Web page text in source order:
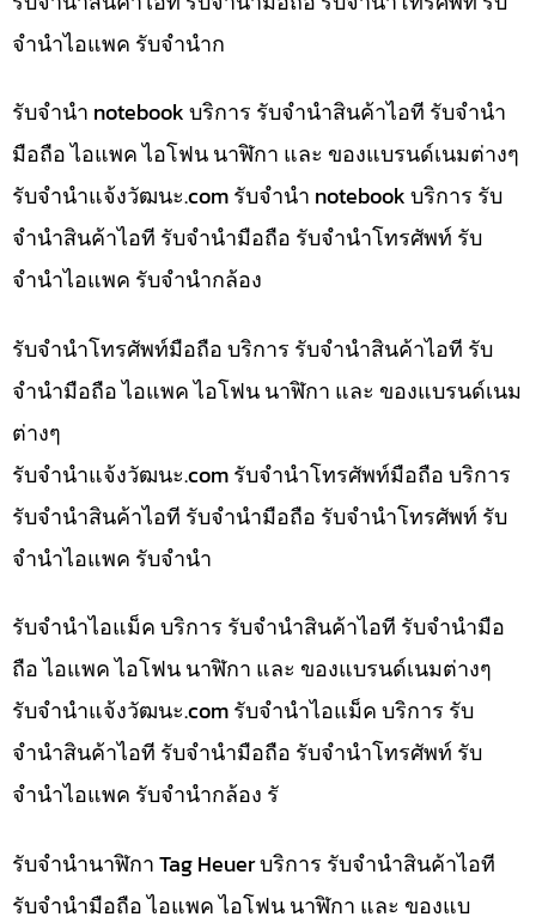
จำนำไอแพค รับจำนำก
รับจำนำ notebook บริการ รับจำนำสินค้าไอที รับจำนำ
มือถือ ไอแพค ไอโฟน นาฬิกา และ ของแบรนด์เนมต่างๆ
รับจํานําแจ้งวัฒนะ.com รับจำนำ notebook บริการ รับ
จำนำสินค้าไอที รับจำนำมือถือ รับจำนำโทรศัพท์ รับ
จำนำไอแพค รับจำนำกล้อง
รับจำนำโทรศัพท์มือถือ บริการ รับจำนำสินค้าไอที รับ
จำนำมือถือ ไอแพค ไอโฟน นาฬิกา และ ของแบรนด์เนม
ต่างๆ
รับจํานําแจ้งวัฒนะ.com รับจำนำโทรศัพท์มือถือ บริการ
รับจำนำสินค้าไอที รับจำนำมือถือ รับจำนำโทรศัพท์ รับ
จำนำไอแพค รับจำนำ
รับจำนำไอแม็ค บริการ รับจำนำสินค้าไอที รับจำนำมือ
ถือ ไอแพค ไอโฟน นาฬิกา และ ของแบรนด์เนมต่างๆ
รับจํานําแจ้งวัฒนะ.com รับจำนำไอแม็ค บริการ รับ
จำนำสินค้าไอที รับจำนำมือถือ รับจำนำโทรศัพท์ รับ
จำนำไอแพค รับจำนำกล้อง รั
รับจำนำนาฬิกา Tag Heuer บริการ รับจำนำสินค้าไอที
รับจำนำมือถือ ไอแพค ไอโฟน นาฬิกา และ ของแบ